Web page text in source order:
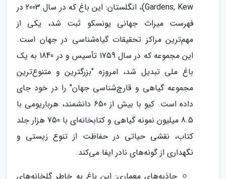
Gardens, Kew)، انگلستان: این باغ که در سال 2003 در
فهرست میراث جهانی یونسکو ثبت شد، یکی از
مهم‌ترین مراکز تحقیقات گیاه‌شناسی در جهان است.
این مجموعه که در سال 1759 تأسیس و در 1840 به یک
باغ ملی تبدیل شد، امروزه "بزرگترین و متنوع‌ترین
مجموعه گیاهی و قارچ‌شناسی جهان" را در خود جای
داده است. کیو با بیش از 650 دانشمند، هرباریومی با
8.5 میلیون نمونه گیاهی و کتابخانه‌ای با 750 هزار جلد
کتاب، نقشی حیاتی در حفاظت از تنوع زیستی و
نگهداری از گونه‌های نادر ایفا می‌کند.
جاذبه‌های معماری: این باغ به خاطر گلخانه‌های